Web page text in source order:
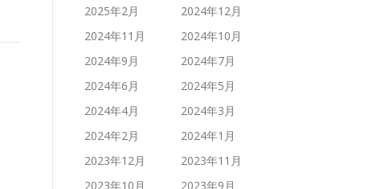
2025年2月
2024年12月
2024年11月
2024年10月
2024年9月
2024年7月
2024年6月
2024年5月
2024年4月
2024年3月
2024年2月
2024年1月
2023年12月
2023年11月
2023年10月
2023年9月